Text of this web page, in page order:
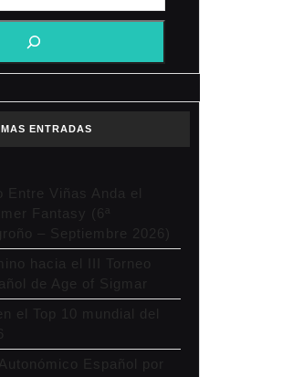
ENTRADAS
Entre Viñas Anda el
Fantasy (6ª
– Septiembre 2026)
hacia el III Torneo
de Age of Sigmar
el Top 10 mundial del
Español por